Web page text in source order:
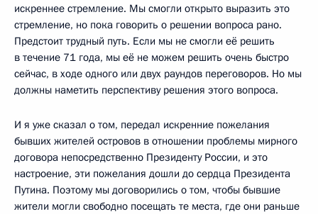
искреннее стремление. Мы смогли открыто выразить это
стремление, но пока говорить о решении вопроса рано.
Предстоит трудный путь. Если мы не смогли её решить
в течение 71 года, мы её не можем решить очень быстро
сейчас, в ходе одного или двух раундов переговоров. Но мы
должны наметить перспективу решения этого вопроса.
И я уже сказал о том, передал искренние пожелания
бывших жителей островов в отношении проблемы мирного
договора непосредственно Президенту России, и это
настроение, эти пожелания дошли до сердца Президента
Путина. Поэтому мы договорились о том, чтобы бывшие
жители могли свободно посещать те места, где они раньше